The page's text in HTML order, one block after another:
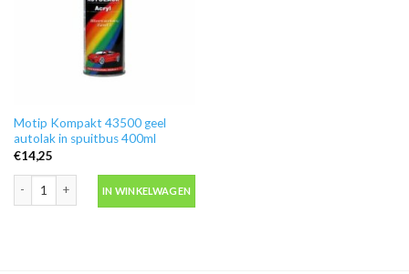
Motip Kompakt 43500 geel
autolak in spuitbus 400ml
€14,25
IN WINKELWAGEN